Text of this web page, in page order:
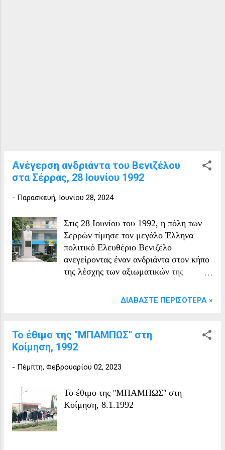
Ανέγερση ανδριάντα του Βενιζέλου
στα Σέρρας, 28 Ιουνίου 1992
- Παρασκευή, Ιουνίου 28, 2024
Στις 28 Ιουνίου του 1992, η πόλη των
Σερρών τίμησε τον μεγάλο Έλληνα
πολιτικό Ελευθέριο Βενιζέλο
ανεγείροντας έναν ανδριάντα στον κήπο
της λέσχης των αξιωματικών της
φόρο τιμής στην σημαντική προσφορά
συγκεκριμένα.
ΔΙΑΒΆΣΤΕ ΠΕΡΙΣΌΤΕΡΑ »
Το έθιμο της ''ΜΠΑΜΠΩΣ'' στη
Κοίμηση, 1992
- Πέμπτη, Φεβρουαρίου 02, 2023
Το έθιμο της ''ΜΠΑΜΠΩΣ'' στη
Κοίμηση, 8.1.1992